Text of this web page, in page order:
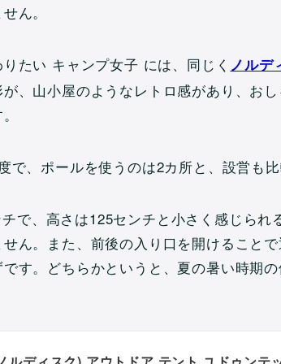
ん。
たい キャンプ女子 には、同じく ノルデ
、山小屋のようなレトロ感があり、お
で、ポールを使うのは2カ所と、設営も比
で、高さは125センチと小さく感じられ
ん。また、前後の入り口を開けること
す。どちらかというと、夏の暑い時期